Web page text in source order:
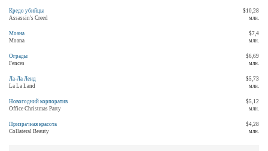
Кредо убийцы
Assassin's Creed
$10,28
млн.
Моана
Moana
$7,4
млн.
Ограды
Fences
$6,69
млн.
Ла-Ла Ленд
La La Land
$5,73
млн.
Новогодний корпоратив
Office Christmas Party
$5,12
млн.
Призрачная красота
Collateral Beauty
$4,28
млн.